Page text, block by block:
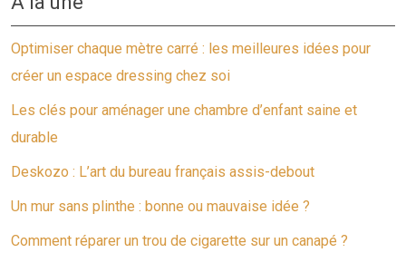
Optimiser chaque mètre carré : les meilleures idées pour
créer un espace dressing chez soi
Les clés pour aménager une chambre d’enfant saine et
durable
Deskozo : L’art du bureau français assis-debout
Un mur sans plinthe : bonne ou mauvaise idée ?
Comment réparer un trou de cigarette sur un canapé ?